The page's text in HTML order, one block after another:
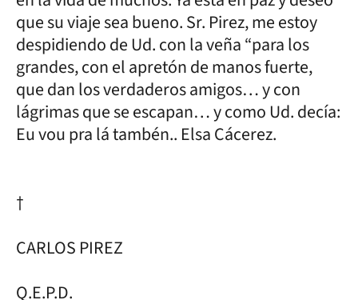
que su viaje sea bueno. Sr. Pirez, me estoy
despidiendo de Ud. con la veña “para los
grandes, con el apretón de manos fuerte,
que dan los verdaderos amigos… y con
lágrimas que se escapan… y como Ud. decía:
Eu vou pra lá tambén.. Elsa Cácerez.
†
CARLOS PIREZ
Q.E.P.D.